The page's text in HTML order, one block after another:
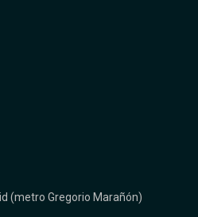
(metro Gregorio Marañón)